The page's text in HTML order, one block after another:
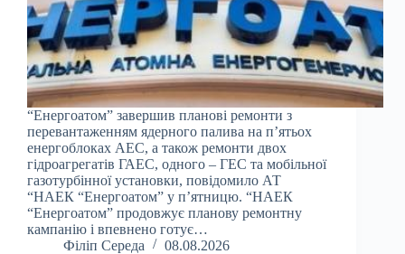
“Енергоатом” завершив планові ремонти з
перевантаженням ядерного палива на п’ятьох
енергоблоках АЕС, а також ремонти двох
гідроагрегатів ГАЕС, одного – ГЕС та мобільної
газотурбінної установки, повідомило АТ
“НАЕК “Енергоатом” у п’ятницю. “НАЕК
“Енергоатом” продовжує планову ремонтну
кампанію і впевнено готує…
Філіп Середа
08.08.2026